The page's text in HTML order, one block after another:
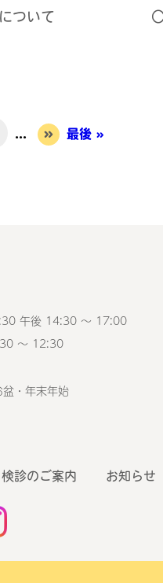
ついて
... » 最後 »
午後 14:30 ～ 17:00
～ 12:30
・年末年始
検診のご案内 お知らせ